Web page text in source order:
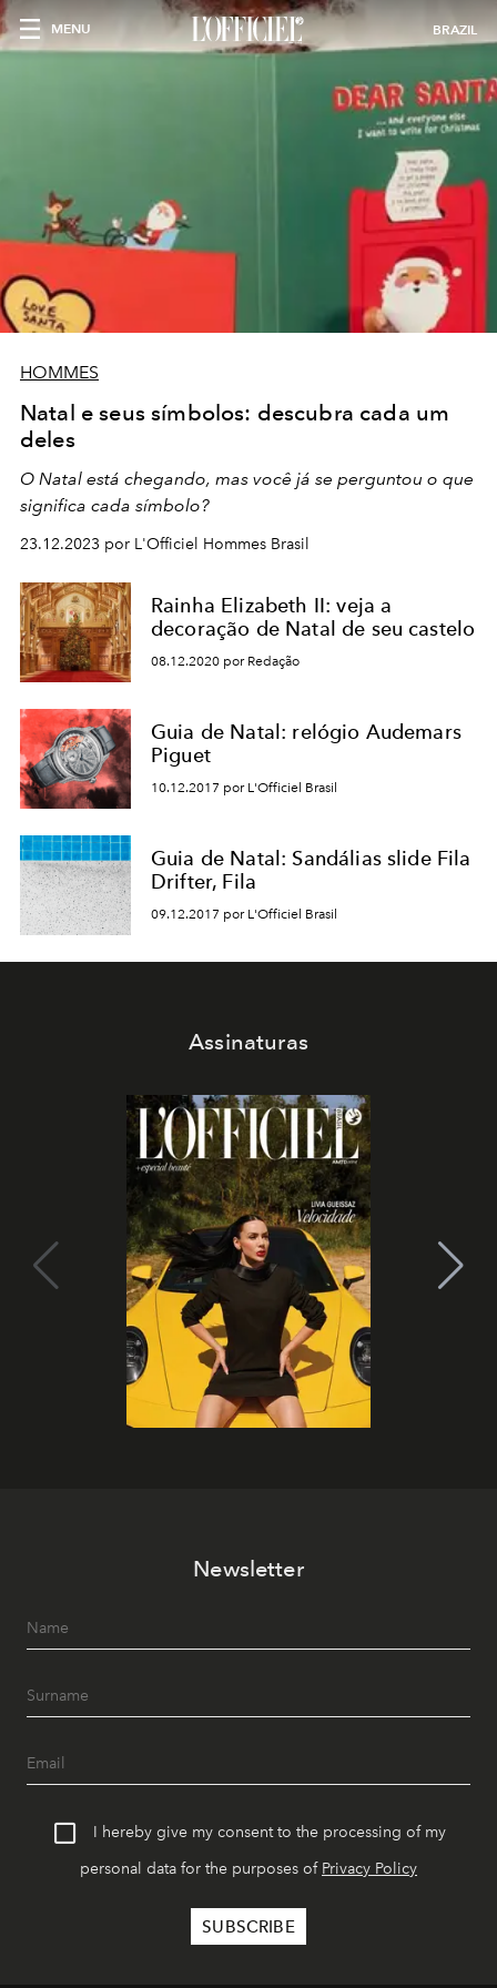
MENU BRAZIL
HOMMES
Natal e seus símbolos: descubra cada um
deles
O Natal está chegando, mas você já se perguntou o que
significa cada símbolo?
23.12.2023 por L'Officiel Hommes Brasil
Rainha Elizabeth II: veja a
decoração de Natal de seu castelo
08.12.2020 por Redação
Guia de Natal: relógio Audemars
Piguet
10.12.2017 por L'Officiel Brasil
Guia de Natal: Sandálias slide Fila
Drifter, Fila
09.12.2017 por L'Officiel Brasil
Assinaturas
Newsletter
I hereby give my consent to the processing of my
personal data for the purposes of Privacy Policy